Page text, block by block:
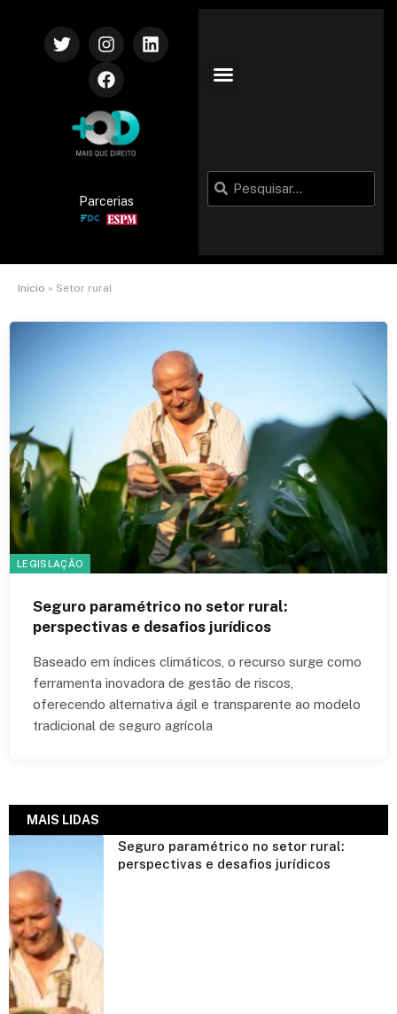
Parcerias
Início » Setor rural
LEGISLAÇÃO
Seguro paramétrico no setor rural:
perspectivas e desafios jurídicos
Baseado em índices climáticos, o recurso surge como
ferramenta inovadora de gestão de riscos,
oferecendo alternativa ágil e transparente ao modelo
tradicional de seguro agrícola
MAIS LIDAS
Seguro paramétrico no setor rural:
perspectivas e desafios jurídicos